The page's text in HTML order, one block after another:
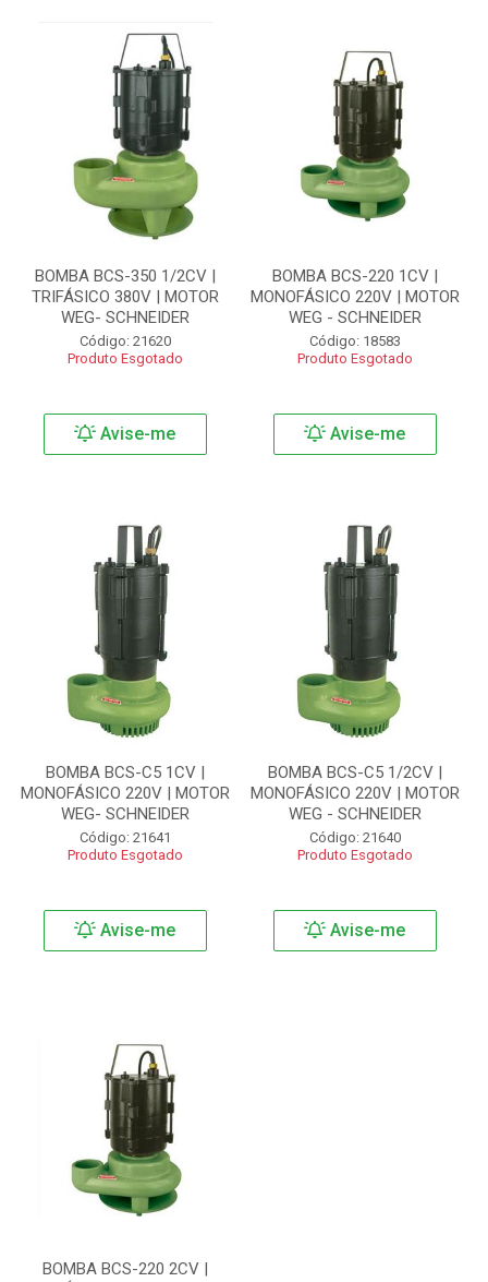
BOMBA BCS-350 1/2CV |
TRIFÁSICO 380V | MOTOR
WEG- SCHNEIDER
Código: 21620
Produto Esgotado
Avise-me
BOMBA BCS-220 1CV |
MONOFÁSICO 220V | MOTOR
WEG - SCHNEIDER
Código: 18583
Produto Esgotado
Avise-me
BOMBA BCS-C5 1CV |
MONOFÁSICO 220V | MOTOR
WEG- SCHNEIDER
Código: 21641
Produto Esgotado
Avise-me
BOMBA BCS-C5 1/2CV |
MONOFÁSICO 220V | MOTOR
WEG - SCHNEIDER
Código: 21640
Produto Esgotado
Avise-me
BOMBA BCS-220 2CV |